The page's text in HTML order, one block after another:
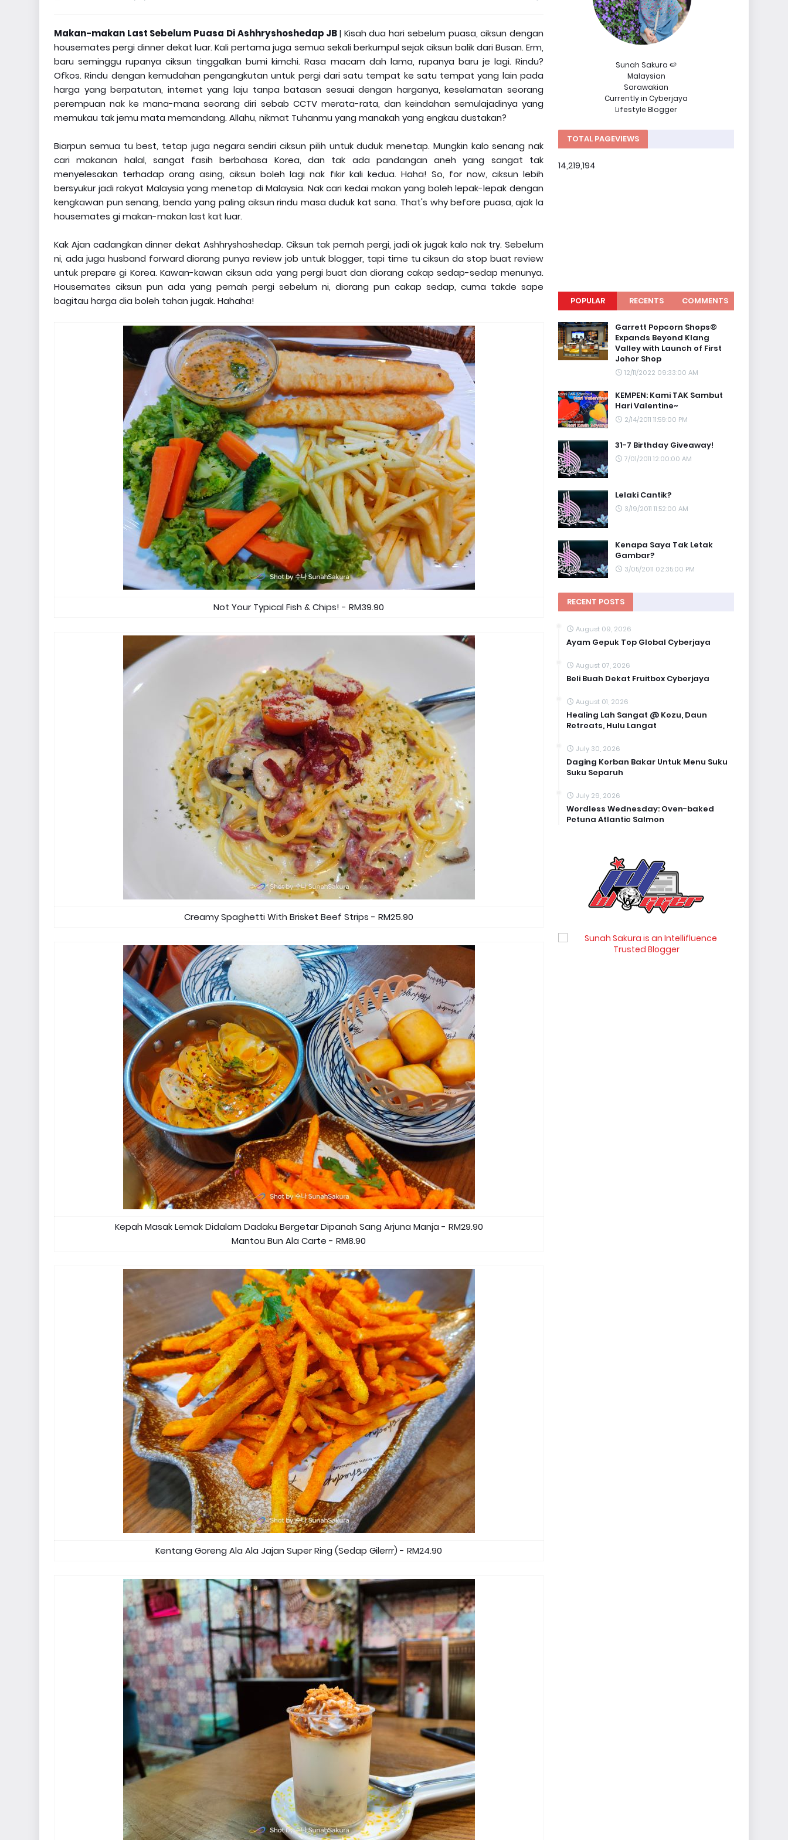
Makan-makan Last Sebelum Puasa Di Ashhryshoshedap JB| Kisah dua hari sebelum puasa, ciksun dengan
housemates pergi dinner dekat luar. Kali pertama juga semua sekali berkumpul sejak ciksun balik dari Busan. Erm,
baru seminggu rupanya ciksun tinggalkan bumi kimchi. Rasa macam dah lama, rupanya baru je lagi. Rindu?
Ofkos. Rindu dengan kemudahan pengangkutan untuk pergi dari satu tempat ke satu tempat yang lain pada
harga yang berpatutan, internet yang laju tanpa batasan sesuai dengan harganya, keselamatan seorang
perempuan nak ke mana-mana seorang diri sebab CCTV merata-rata, dan keindahan semulajadinya yang
memukau tak jemu mata memandang. Allahu, nikmat Tuhanmu yang manakah yang engkau dustakan?
Biarpun semua tu best, tetap juga negara sendiri ciksun pilih untuk duduk menetap. Mungkin kalo senang nak
cari makanan halal, sangat fasih berbahasa Korea, dan tak ada pandangan aneh yang sangat tak
menyelesakan terhadap orang asing, ciksun boleh lagi nak fikir kali kedua. Haha! So, for now, ciksun lebih
bersyukur jadi rakyat Malaysia yang menetap di Malaysia. Nak cari kedai makan yang boleh lepak-lepak dengan
kengkawan pun senang, benda yang paling ciksun rindu masa duduk kat sana. That's why before puasa, ajak la
housemates gi makan-makan last kat luar.
Kak Ajan cadangkan dinner dekat Ashhryshoshedap. Ciksun tak pernah pergi, jadi ok jugak kalo nak try. Sebelum
ni, ada juga husband forward diorang punya review job untuk blogger, tapi time tu ciksun da stop buat review
untuk prepare gi Korea. Kawan-kawan ciksun ada yang pergi buat dan diorang cakap sedap-sedap menunya.
Housemates ciksun pun ada yang pernah pergi sebelum ni, diorang pun cakap sedap, cuma takde sape
bagitau harga dia boleh tahan jugak. Hahaha!
Not Your Typical Fish & Chips! - RM39.90
Creamy Spaghetti With Brisket Beef Strips - RM25.90
Kepah Masak Lemak Didalam Dadaku Bergetar Dipanah Sang Arjuna Manja - RM29.90
Mantou Bun Ala Carte - RM8.90
Kentang Goreng Ala Ala Jajan Super Ring (Sedap Gilerrr) - RM24.90
Sunah Sakura 🍉
Malaysian
Sarawakian
Currently in Cyberjaya
Lifestyle Blogger
TOTAL PAGEVIEWS
14,219,194
POPULAR RECENTS COMMENTS
Garrett Popcorn Shops®
Expands Beyond Klang
Valley with Launch of First
Johor Shop
12/11/2022 09:33:00 AM
KEMPEN: Kami TAK Sambut
Hari Valentine~
2/14/2011 11:59:00 PM
31-7 Birthday Giveaway!
7/01/2011 12:00:00 AM
Lelaki Cantik?
3/19/2011 11:52:00 AM
Kenapa Saya Tak Letak
Gambar?
3/05/2011 02:35:00 PM
RECENT POSTS
August 09, 2026
Ayam Gepuk Top Global Cyberjaya
August 07, 2026
Beli Buah Dekat Fruitbox Cyberjaya
August 01, 2026
Healing Lah Sangat @ Kozu, Daun
Retreats, Hulu Langat
July 30, 2026
Daging Korban Bakar Untuk Menu Suku
Suku Separuh
July 29, 2026
Wordless Wednesday: Oven-baked
Petuna Atlantic Salmon